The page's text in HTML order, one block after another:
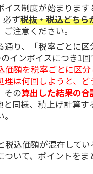
イス制度が始まりま
必ず税抜・税込どちら
注意ください。
通り、「税率ごとに
インボイスにつき1回
価額を税率ごとに区
理は何回しようと、
その算出した結果の
と同様、積上げ計算
込価額が混在して
ついて、ポイントを